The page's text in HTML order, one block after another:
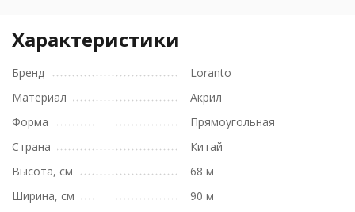
Характеристики
Бренд
Loranto
Материал
Акрил
Форма
Прямоугольная
Страна
Китай
Высота, см
68 м
Ширина, см
90 м